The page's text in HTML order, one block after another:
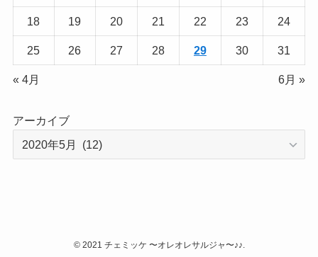
18 19 20 21 22 23 24
25 26 27 28 29 30 31
« 4月 6月 »
アーカイブ
©2021 チェミッケ 〜オレオレサルジャ〜♪♪.